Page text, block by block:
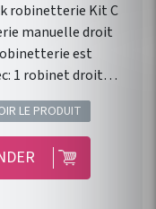
Kit C
manuelle droit
est
Blanche . 1
cuivre 14. 1
PER 12. 1
multicouche
LE PRODUIT